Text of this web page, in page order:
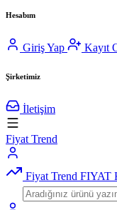
Hesabım
Giriş Yap Kayıt
Şirketimiz
İletişim
Fiyat Trend
Fiyat Trend FIYAT